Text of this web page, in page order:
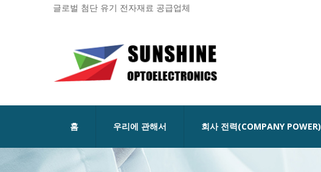
글로벌 첨단 유기 전자재료 공급업체
홈 우리에 관해서 회사 전력(COMPANY POWER)